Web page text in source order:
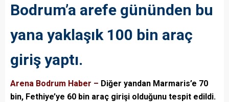
Bodrum’a arefe gününden bu
yana yaklaşık 100 bin araç
giriş yaptı.
Arena Bodrum Haber – Diğer yandan Marmaris’e 70
bin, Fethiye’ye 60 bin araç girişi olduğunu tespit edildi.